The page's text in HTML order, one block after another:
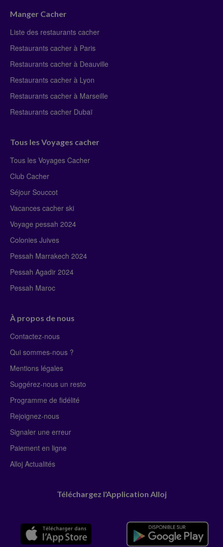
Manger Cacher
Liste des restaurants cacher
Restaurants cacher à Paris
Restaurants cacher à Deauville
Restaurants cacher à Lyon
Restaurants cacher à Marseille
Restaurants cacher Dubaï
Tous les Voyages cacher
Tous les Voyages Cacher
Club Cacher
Séjour Souccot
Vacances cacher ski
Voyage pessah 2024
Colonies Juives
Pessah Marrakech 2024
Pessah Agadir 2024
Pessah Maroc
À propos de nous
Contactez-nous
Qui sommes-nous ?
Mentions légales
Suggérez-nous un resto
Programme de fidélité
Rejoignez-nous
Signaler une erreur
Paiement en ligne
Alloj Actualités
Téléchargez l'Application Alloj